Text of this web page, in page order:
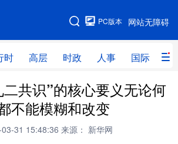
网站无障碍
PC版本
时 高层 时政 人事 国际 财
网站地图
高层 时政 人事
财经 网评
全球连线
共识”的核心要义无论何
不能模糊和改变
31 15:48:36 来源： 新华网